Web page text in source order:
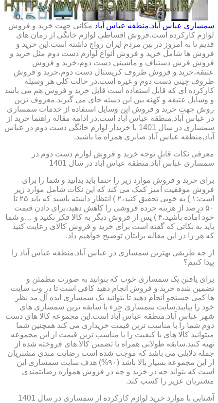
سمساری عباس آباد,منطقه عباس آباد مکانی جهت خرید و فروش
لوازم کارکرده است.فروش اقساطی لوازم خانگی از زمان های
قدیم تا به امروز در بین مردم ایران رواج داشته است.این خرید و
فروش ها شامل خرید و فروش انواع لوازم دست دوم مثل خرید و
فروش فرش دستباف و ماشینی دست دوم،خرید و فروش
عتیقه،خرید و فروش ظروف کریستال دست دوم،خرید و فروش
ظروف چینی دست دوم و غیره است.در حالت کلی هر وسیله
کارکرده ای که قابل استفاده است قابل خرید و فروش هم می باشد
و وسایل عتیقه و کهنه بین این دسته جای می گیرند.معروف ترین
روش جهت خرید و فروش این وسایل استفاده از خدمات سمساری
در عباس آباد,منطقه عباس آباد است.در ادامه مقاله راهنما خرید از
سمساری در سال 1401 با خریدار لوازم خانگی دست دوم در عباس
آباد,منطقه عباس آباد صابری همراه ما باشید.
معرفی نکات قابل توجه خرید و فروش لوازم دست دوم در
سمساری عباس آباد,منطقه عباس آباد در سال 1401
برای خرید و فروش موارد زیر را حتما باید بدانید و شما را برای
فروش موفقیت آمیز کمک می کند که این نکات شامل موارد زیر
است:۱ ) به خوبی تحقیق کنید،۲ ) انتظار داشته باشید که باید ۲۵ تا
۵۰ درصد از هزینه خرده فروشی را کاهش دهید،برای دادن قیمت
خود آماده باشید،۴ ) پس از فروش دیگر به کالا فکر نکنید و …و شما
باید به نکاتی که گفته است برای خرید و فروش کالای رعایت کنید
که هر را در این مقاله برایتان توضیح خواهیم داد.
از چه طریقی بهترین سمساری در عباس آباد,منطقه عباس آباد را
پیدا کنیم؟
برای یافتن یک سمساری خوب که بتوانید به صورت مطمئن و
تضمین شده خرید و فروش انجام دهید کافی است تا در وب سایت
ها کمی جستجو انجام دهید تا بتوانید یک سمساری ایده آل مد نظر
خود را بیابید.سایت سمساری جزء با سابقه ترین سمساری های
شهر عباس آباد,منطقه عباس آباد است.این مجموعه کالا های دست
دوم شما را با مناسب ترین قیمت خریداری می کند همچنین شما
میتوانید کالا های با کیفیت را با مناسب ترین قیمت از این مجموعه
تهیه کنید.سابقه طولانی همراه با تضمین کالا های فروخته شده از
جمله دلایلی می باشد که موجب شده است رضایت مندی مشتریان
از این مجموعه بسیار بالا باشد (۹۰%) هدف سایت سمساری این
است که بتواند چه در خرید و چه در فروش همواره رضایتمندی
مشتریان عزیز را کسب کند.
آشنایی با موارد خرید لوازم کارکرده از سمساری در سال 1401